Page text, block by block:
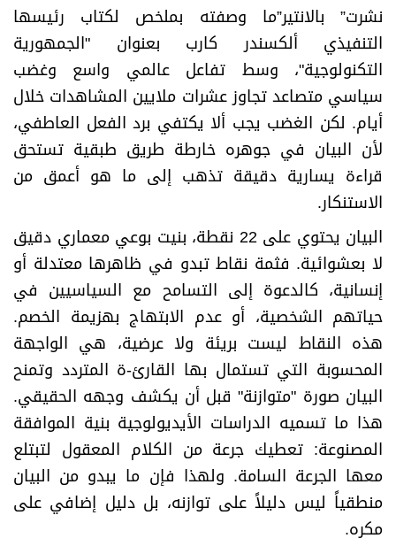
نشرت” بالانتير”ما وصفته بملخص لكتاب رئيسها
التنفيذي ألكسندر كارب بعنوان "الجمهورية
التكنولوجية"، وسط تفاعل عالمي واسع وغضب
سياسي متصاعد تجاوز عشرات ملايين المشاهدات خلال
أيام. لكن الغضب يجب ألا يكتفي برد الفعل العاطفي،
لأن البيان في جوهره خارطة طريق طبقية تستحق
قراءة يسارية دقيقة تذهب إلى ما هو أعمق من
الاستنكار.
البيان يحتوي على 22 نقطة، بنيت بوعي معماري دقيق
لا بعشوائية. فثمة نقاط تبدو في ظاهرها معتدلة أو
إنسانية، كالدعوة إلى التسامح مع السياسيين في
حياتهم الشخصية، أو عدم الابتهاج بهزيمة الخصم.
هذه النقاط ليست بريئة ولا عرضية، هي الواجهة
المحسوبة التي تستمال بها القارئ-ة المتردد وتمنح
البيان صورة "متوازنة" قبل أن يكشف وجهه الحقيقي.
هذا ما تسميه الدراسات الأيديولوجية بنية الموافقة
المصنوعة: تعطيك جرعة من الكلام المعقول لتبتلع
معها الجرعة السامة. ولهذا فإن ما يبدو من البيان
منطقياً ليس دليلاً على توازنه، بل دليل إضافي على
مكره.